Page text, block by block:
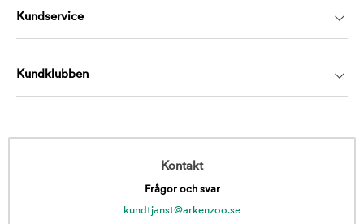
Kundservice
Kundklubben
Kontakt
Frågor och svar
kundtjanst@arkenzoo.se